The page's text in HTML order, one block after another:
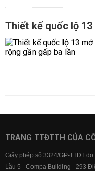
Thiết kế quốc lộ
TRANG TTĐTTH CỦA
Giấy phép số 3324/GP-TTĐT
Lầu 5 - Compa Building - 293